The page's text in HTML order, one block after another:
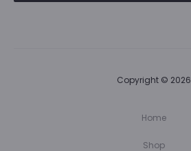
Copyright © 2026
Home
Shop